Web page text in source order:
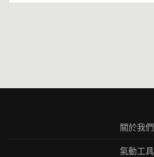
關於我們
氣動工具